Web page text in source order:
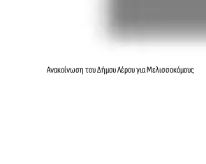
Ανακοίνωση του Δήμου Λέρου για Μελισσοκόμους